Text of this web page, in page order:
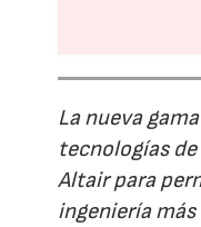
La nueva
tecnologías
Altair para
ingeniería